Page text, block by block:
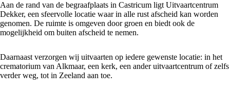
Aan de rand van de begraafplaats in Castricum ligt Uitvaartcentrum
Dekker, een sfeervolle locatie waar in alle rust afscheid kan worden
genomen. De ruimte is omgeven door groen en biedt ook de
mogelijkheid om buiten afscheid te nemen.
Daarnaast verzorgen wij uitvaarten op iedere gewenste locatie: in het
crematorium van Alkmaar, een kerk, een ander uitvaartcentrum of zelfs
verder weg, tot in Zeeland aan toe.